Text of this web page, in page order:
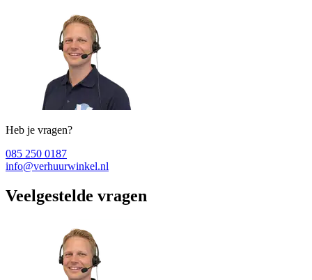
Heb je vragen?
085 250 0187
info@verhuurwinkel.nl
Veelgestelde vragen